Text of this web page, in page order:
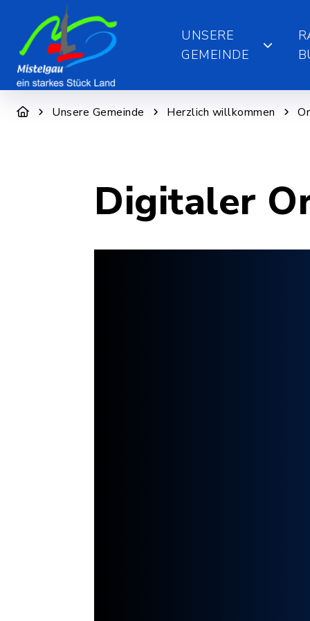
UNSERE
GEMEINDE
Unsere Gemeinde Herzlich willkommen
Digitaler